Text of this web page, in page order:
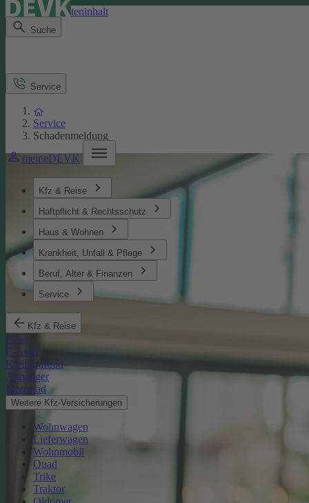
Direkt zum Seiteninhalt
Suche
meineDEVK
Kfz & Reise
Haftpflicht & Rechtsschutz
Haus & Wohnen
Krankheit, Unfall & Pflege
Beruf, Alter & Finanzen
Service
Kfz & Reise
Pkw
E-Auto
Kleinkraftrad
Anhänger
Motorrad
Weitere Kfz-Versicherungen
Wohnwagen
Lieferwagen
Wohnmobil
Quad
Trike
Traktor
Service
Service
Schadenmeldung